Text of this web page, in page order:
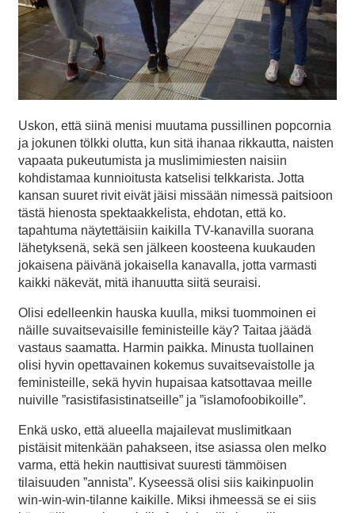
Uskon, että siinä menisi muutama pussillinen popcornia
ja jokunen tölkki olutta, kun sitä ihanaa rikkautta, naisten
vapaata pukeutumista ja muslimimiesten naisiin
kohdistamaa kunnioitusta katselisi telkkarista. Jotta
kansan suuret rivit eivät jäisi missään nimessä paitsioon
tästä hienosta spektaakkelista, ehdotan, että ko.
tapahtuma näytettäisiin kaikilla TV-kanavilla suorana
lähetyksenä, sekä sen jälkeen koosteena kuukauden
jokaisena päivänä jokaisella kanavalla, jotta varmasti
kaikki näkevät, mitä ihanuutta siitä seuraisi.
Olisi edelleenkin hauska kuulla, miksi tuommoinen ei
näille suvaitsevaisille feministeille käy? Taitaa jäädä
vastaus saamatta. Harmin paikka. Minusta tuollainen
olisi hyvin opettavainen kokemus suvaitsevaistolle ja
feministeille, sekä hyvin hupaisaa katsottavaa meille
nuiville ”rasistifasistinatseille” ja ”islamofoobikoille”.
Enkä usko, että alueella majailevat muslimitkaan
pistäisit mitenkään pahakseen, itse asiassa olen melko
varma, että hekin nauttisivat suuresti tämmöisen
tilaisuuden ”annista”. Kyseessä olisi siis kaikinpuolin
win-win-win-tilanne kaikille. Miksi ihmeessä se ei siis